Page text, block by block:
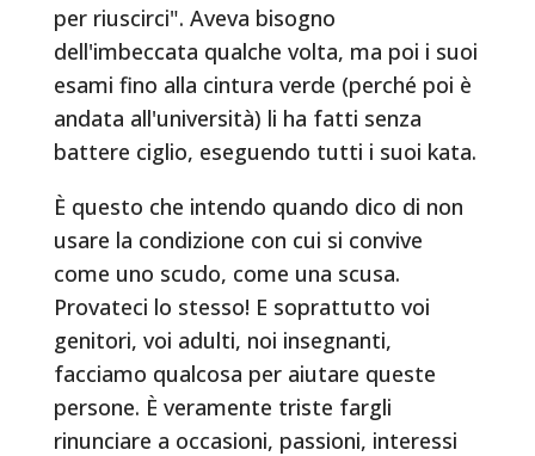
per riuscirci". Aveva bisogno
dell'imbeccata qualche volta, ma poi i suoi
esami fino alla cintura verde (perché poi è
andata all'università) li ha fatti senza
battere ciglio, eseguendo tutti i suoi kata.
È questo che intendo quando dico di non
usare la condizione con cui si convive
come uno scudo, come una scusa.
Provateci lo stesso! E soprattutto voi
genitori, voi adulti, noi insegnanti,
facciamo qualcosa per aiutare queste
persone. È veramente triste fargli
rinunciare a occasioni, passioni, interessi